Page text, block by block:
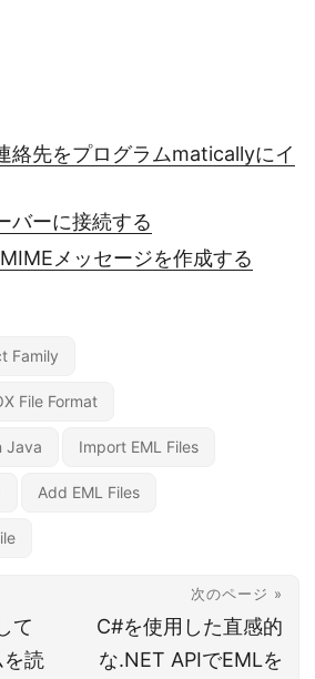
絡先をプログラムmaticallyにイ
バーに接続する
メッセージを作成する
Family
File Format
Java Import EML Files
Add EML Files
て
読
次のページ »
C#を使用した直感的
な.NET APIでEMLを